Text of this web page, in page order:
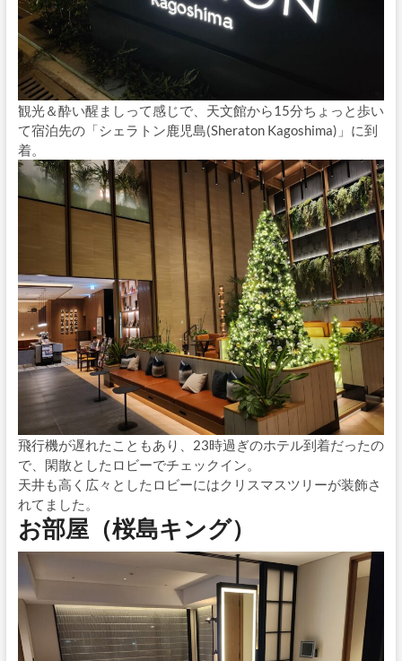
観光＆酔い醒ましって感じで、天文館から15分ちょっと歩い
て宿泊先の「シェラトン鹿児島(Sheraton Kagoshima)」に到
着。
飛行機が遅れたこともあり、23時過ぎのホテル到着だったの
で、閑散としたロビーでチェックイン。
天井も高く広々としたロビーにはクリスマスツリーが装飾さ
れてました。
お部屋（桜島キング）